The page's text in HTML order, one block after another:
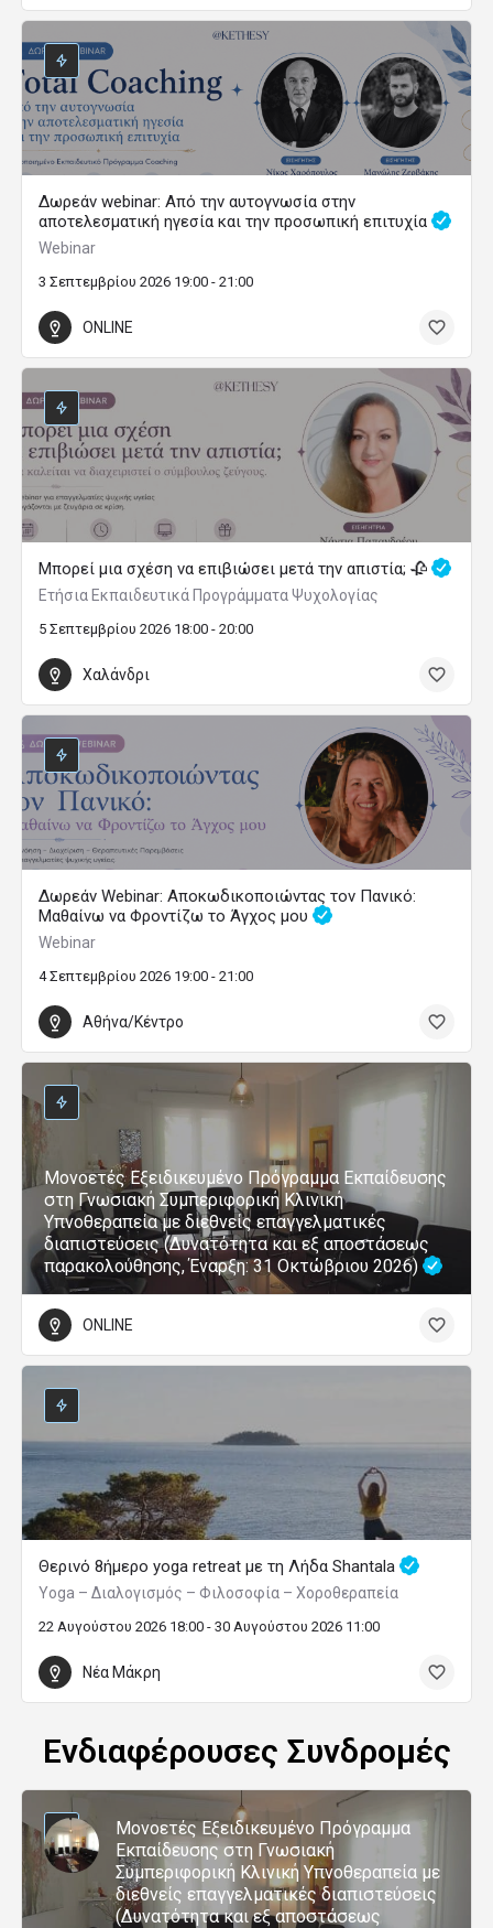
Δωρεάν webinar: Από την αυτογνωσία στην
αποτελεσματική ηγεσία και την προσωπική επιτυχία
Webinar
3 Σεπτεμβρίου 2026 19:00 - 21:00
ONLINE
Μπορεί μια σχέση να επιβιώσει μετά την απιστία; 🥀
Ετήσια Εκπαιδευτικά Προγράμματα Ψυχολογίας
5 Σεπτεμβρίου 2026 18:00 - 20:00
Χαλάνδρι
Δωρεάν Webinar: Αποκωδικοποιώντας τον Πανικό:
Μαθαίνω να Φροντίζω το Άγχος μου
Webinar
4 Σεπτεμβρίου 2026 19:00 - 21:00
Αθήνα/Κέντρο
Μονοετές Εξειδικευμένο Πρόγραμμα Εκπαίδευσης
στη Γνωσιακή Συμπεριφορική Κλινική
Υπνοθεραπεία με διεθνείς επαγγελματικές
διαπιστεύσεις (Δυνατότητα και εξ αποστάσεως
παρακολούθησης, Έναρξη: 31 Οκτώβριου 2026)
ONLINE
Θερινό 8ήμερο yoga retreat με τη Λήδα Shantala
Yoga – Διαλογισμός – Φιλοσοφία – Χοροθεραπεία
22 Αυγούστου 2026 18:00 - 30 Αυγούστου 2026 11:00
Νέα Μάκρη
Ενδιαφέρουσες Συνδρομές
Μονοετές Εξειδικευμένο Πρόγραμμα
Εκπαίδευσης στη Γνωσιακή
Συμπεριφορική Κλινική Υπνοθεραπεία με
διεθνείς επαγγελματικές διαπιστεύσεις
(Δυνατότητα και εξ αποστάσεως